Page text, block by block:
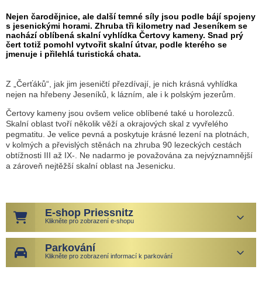
Nejen čarodějnice, ale další temné síly jsou podle bájí spojeny
s jesenickými horami. Zhruba tři kilometry nad Jeseníkem se
nachází oblíbená skalní vyhlídka Čertovy kameny. Snad prý
čert totiž pomohl vytvořit skalní útvar, podle kterého se
jmenuje i přilehlá turistická chata.
Z „Čerťáků“, jak jim jeseničtí přezdívají, je nich krásná vyhlídka
nejen na hřebeny Jeseníků, k lázním, ale i k polským jezerům.
Čertovy kameny jsou ovšem velice oblíbené také u horolezců.
Skalní oblast tvoří několik věží a okrajových skal z vyvřelého
pegmatitu. Je velice pevná a poskytuje krásné lezení na plotnách,
v kolmých a převislých stěnách na zhruba 90 lezeckých cestách
obtížnosti III až IX-. Ne nadarmo je považována za nejvýznamnější
a zároveň nejtěžší skalní oblast na Jesenicku.
E-shop Priessnitz
Klikněte pro zobrazení e-shopu
Parkování
Klikněte pro zobrazení informací k parkování